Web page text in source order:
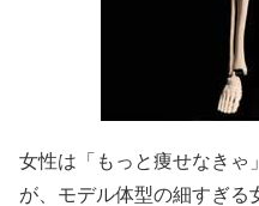
女性は「もっと痩せなきゃ
が、モデル体型の細すぎる